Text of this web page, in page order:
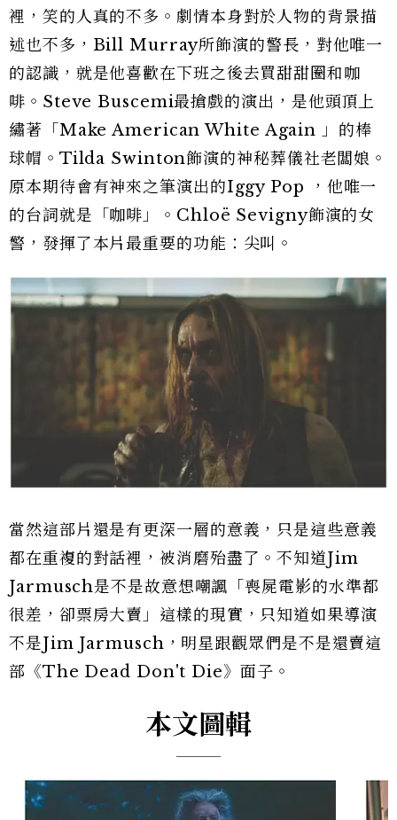
裡，笑的人真的不多。劇情本身對於人物的背景描
述也不多，Bill Murray所飾演的警長，對他唯一
的認識，就是他喜歡在下班之後去買甜甜圈和咖
啡。Steve Buscemi最搶戲的演出，是他頭頂上
繡著「Make American White Again 」的棒
球帽。Tilda Swinton飾演的神秘葬儀社老闆娘。
原本期待會有神來之筆演出的Iggy Pop ，他唯一
的台詞就是「咖啡」。Chloë Sevigny飾演的女
警，發揮了本片最重要的功能：尖叫。
當然這部片還是有更深一層的意義，只是這些意義
都在重複的對話裡，被消磨殆盡了。不知道Jim
Jarmusch是不是故意想嘲諷「喪屍電影的水準都
很差，卻票房大賣」這樣的現實，只知道如果導演
不是Jim Jarmusch，明星跟觀眾們是不是還賣這
部《The Dead Don't Die》面子。
本文圖輯